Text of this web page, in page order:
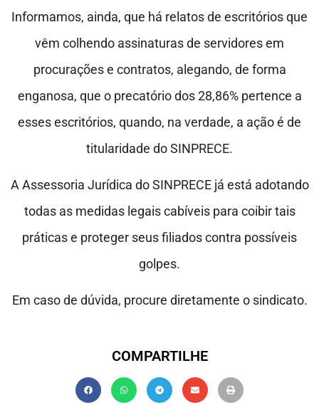
Informamos, ainda, que há relatos de escritórios que
vêm colhendo assinaturas de servidores em
procurações e contratos, alegando, de forma
enganosa, que o precatório dos 28,86% pertence a
esses escritórios, quando, na verdade, a ação é de
titularidade do SINPRECE.
A Assessoria Jurídica do SINPRECE já está adotando
todas as medidas legais cabíveis para coibir tais
práticas e proteger seus filiados contra possíveis
golpes.
Em caso de dúvida, procure diretamente o sindicato.
COMPARTILHE